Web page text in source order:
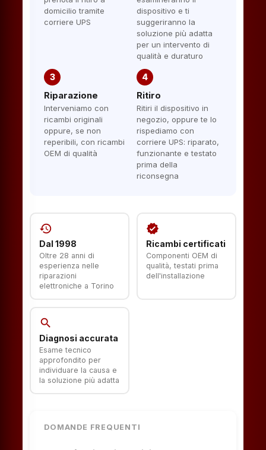
domicilio tramite
corriere UPS
dispositivo e ti
suggeriranno la
soluzione più adatta
per un intervento di
qualità e duraturo
3
Riparazione
Interveniamo con
ricambi originali
oppure, se non
reperibili, con ricambi
OEM di qualità
4
Ritiro
Ritiri il dispositivo in
negozio, oppure te lo
rispediamo con
corriere UPS: riparato,
funzionante e testato
prima della
riconsegna
history
Dal 1998
Oltre 28 anni di
esperienza nelle
riparazioni
elettroniche a Torino
verified
Ricambi certificati
Componenti OEM di
qualità, testati prima
dell'installazione
search
Diagnosi accurata
Esame tecnico
approfondito per
individuare la causa e
la soluzione più adatta
DOMANDE FREQUENTI